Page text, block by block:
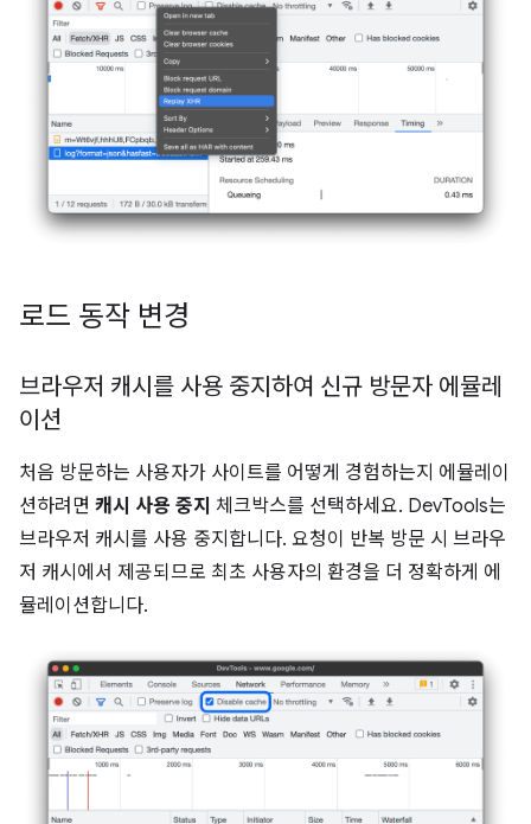
로드 동작 변경
브라우저 캐시를 사용 중지하여 신규 방문자 에뮬레
이션
처음 방문하는 사용자가 사이트를 어떻게 경험하는지 에뮬레이
션하려면 캐시 사용 중지 체크박스를 선택하세요. DevTools는
브라우저 캐시를 사용 중지합니다. 요청이 반복 방문 시 브라우
저 캐시에서 제공되므로 최초 사용자의 환경을 더 정확하게 에
뮬레이션합니다.